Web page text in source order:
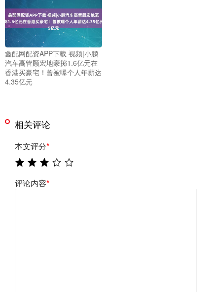
鑫配网配资APP下载 视频|小鹏
汽车高管顾宏地豪掷1.6亿元在
香港买豪宅！曾被曝个人年薪达
4.35亿元
相关评论
本文评分*
评论内容*